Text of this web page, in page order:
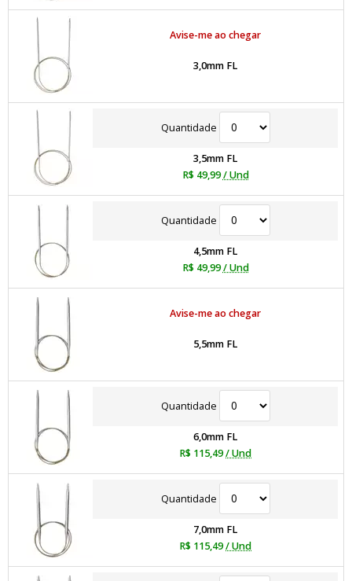
Avise-me ao chegar
3,0mm FL
Quantidade
3,5mm FL
R$ 49,99 / Und
Quantidade
4,5mm FL
R$ 49,99 / Und
Avise-me ao chegar
5,5mm FL
Quantidade
6,0mm FL
R$ 115,49/ Und
Quantidade
7,0mm FL
R$ 115,49/ Und